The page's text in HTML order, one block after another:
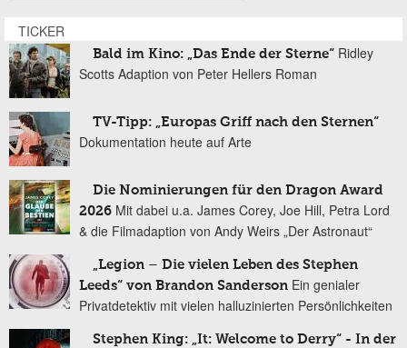
TICKER
Bald im Kino: „Das Ende der Sterne“ Ridley
Scotts Adaption von Peter Hellers Roman
TV-Tipp: „Europas Griff nach den Sternen“
Dokumentation heute auf Arte
Die Nominierungen für den Dragon Award
2026 Mit dabei u.a. James Corey, Joe Hill, Petra Lord
& die Filmadaption von Andy Weirs „Der Astronaut“
„Legion – Die vielen Leben des Stephen
Leeds“ von Brandon Sanderson Ein genialer
Privatdetektiv mit vielen halluzinierten Persönlichkeiten
Stephen King: „It: Welcome to Derry“ - In der